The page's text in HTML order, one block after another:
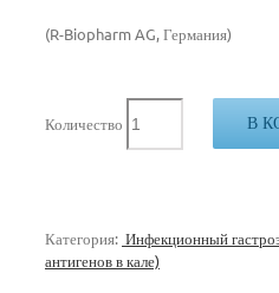
(R-Biopharm AG, Германия)
Количество В
Категория: Инфекционный
антигенов в кале)